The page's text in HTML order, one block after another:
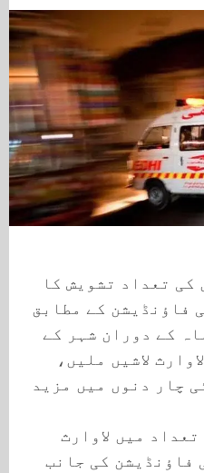
کی تعداد تشویش کا
فاؤنڈیشن کے مطابق
کے دوران شہر کے
لاشیں ملیں،
چار دنوں میں مزید
میں لاوارث
فاؤنڈیشن کی جانب